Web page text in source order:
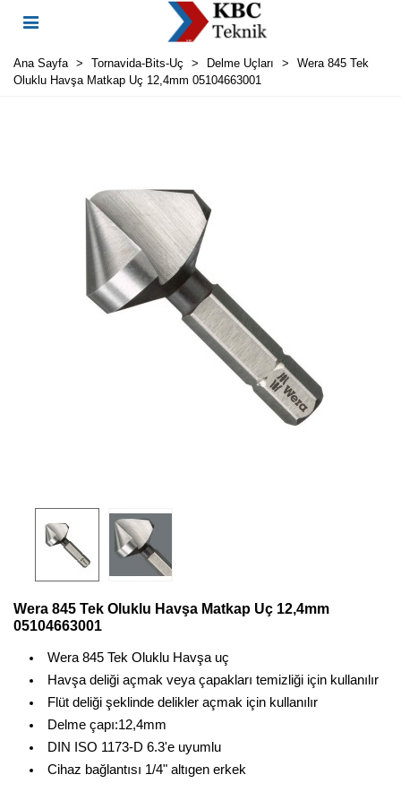
Ana Sayfa > Tornavida-Bits-Uç > Delme Uçları >
Wera 845 Tek
Oluklu Havşa Matkap Uç 12,4mm 05104663001
Wera 845 Tek Oluklu Havşa Matkap Uç 12,4mm
05104663001
Wera 845 Tek Oluklu Havşa uç
Havşa deliği açmak veya çapakları temizliği için kullanılır
Flüt deliği şeklinde delikler açmak için kullanılır
Delme çapı:12,4mm
DIN ISO 1173-D 6.3'e uyumlu
Cihaz bağlantısı 1/4" altıgen erkek